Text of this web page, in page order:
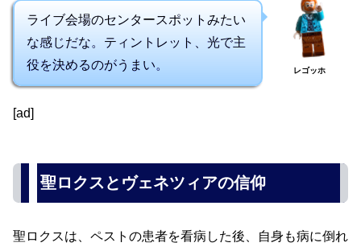
ライブ会場のセンタースポットみたい
な感じだな。ティントレット、光で主
役を決めるのがうまい。
レゴッホ
[ad]
聖ロクスとヴェネツィアの信仰
聖ロクスは、ペストの患者を看病した後、自身も病に倒れ